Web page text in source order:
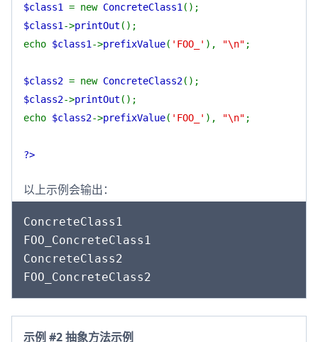
$class1 = new ConcreteClass1 ();
$class1 ->printOut ();
echo $class1 ->prefixValue( 'FOO_' ), "\n" ;
$class2 = new ConcreteClass2();
$class2->printOut ();
echo $class2->prefixValue( 'FOO_' ), "\n" ;
?>
以上示例会输出：
ConcreteClass1
FOO_ConcreteClass1
ConcreteClass2
示例 #2 抽象方法示例